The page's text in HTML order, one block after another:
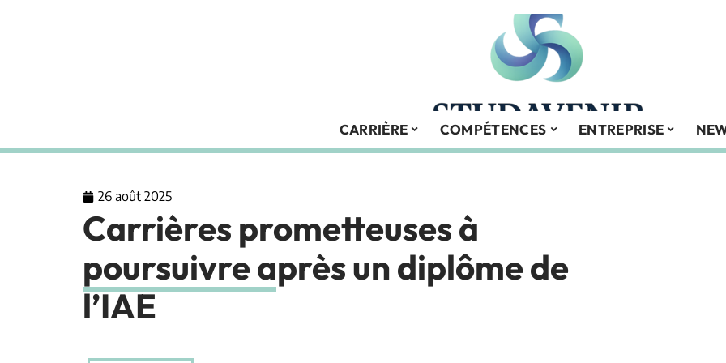
CARRIÈRE COMPÉTENCES ENTREPRISE
26 août 2025
Carrières prometteuses à
poursuivre après un diplôme de
l’IAE